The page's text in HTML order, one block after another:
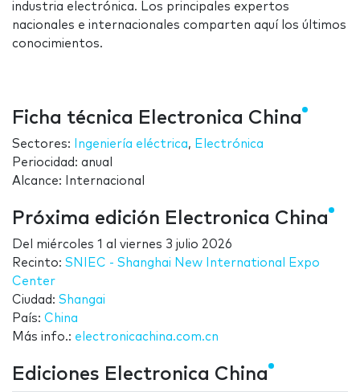
industria electrónica. Los principales expertos
nacionales e internacionales comparten aquí los últimos
conocimientos.
Ficha técnica Electronica China
Sectores: Ingeniería eléctrica, Electrónica
Periocidad: anual
Alcance: Internacional
Próxima edición Electronica China
Del miércoles 1 al viernes 3 julio 2026
Recinto: SNIEC - Shanghai New International Expo
Center
Ciudad: Shangai
País: China
Más info.: electronicachina.com.cn
Ediciones Electronica China